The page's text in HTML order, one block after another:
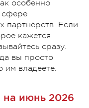
особенно
сфере
партнёрств. Если
кажется
сразу.
вы просто
им владеете.
на июнь 2026